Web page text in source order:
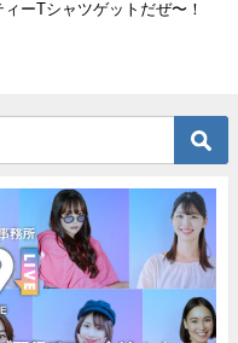
ーTシャツゲットだぜ〜！